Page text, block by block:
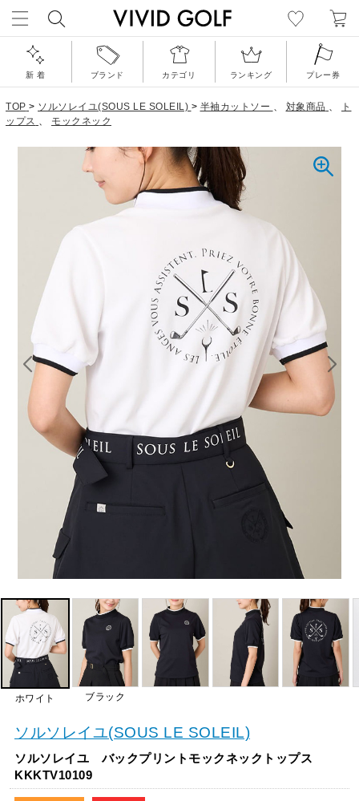
新 着 ブランド カテゴリ ランキング プレー券
TOP > ソルソレイユ(SOUS LE SOLEIL) > 半袖カットソー 、 対象商品 、
ト
ップス 、 モックネック
ホワイト ブラック
ソルソレイユ(SOUS LE SOLEIL)
ソルソレイユ バックプリントモックネックトップス
KKKTV10109